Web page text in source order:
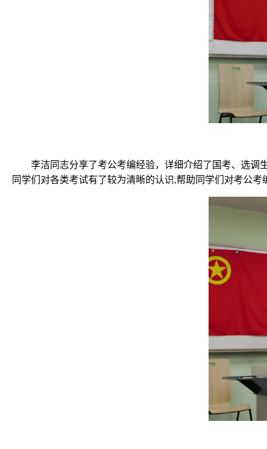
李洁同志分享了考公考编经验，详细介绍了国考、选调
同学们对各类考试有了较为清晰的认识,帮助同学们对考公